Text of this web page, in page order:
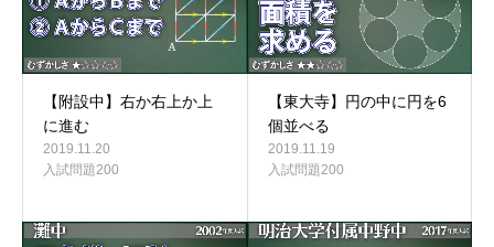
【附設中】右か右上か上
に進む
2019.11.20
入試問題200
【東大寺】円の中に円を6
個並べる
2019.11.19
入試問題200